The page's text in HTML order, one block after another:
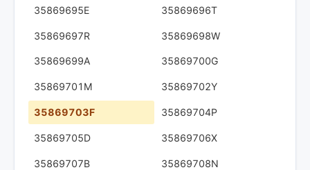
35869695E 35869696T
35869697R 35869698W
35869699A 35869700G
35869701M 35869702Y
35869703F 35869704P
35869705D 35869706X
35869707B 35869708N